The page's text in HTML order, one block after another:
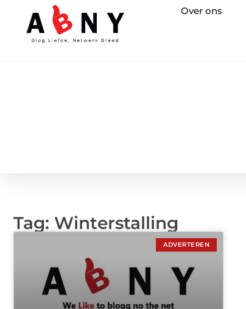
Over ons
Tag: Winterstalling
ADVERTEREN